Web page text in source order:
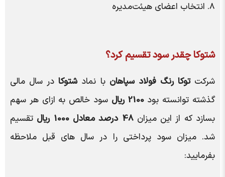
انتخاب اعضای هیئت‌مدیره
شتوکا چقدر سود تقسیم کرد؟
شرکتتوکا رنگ فولاد سپاهان با نمادشتوکا در سال مالی
گذشته توانسته بود2100 ریال
سود خالص به ازای هر سهم
بسازد که از این میزان48 درصد معادل 1000 ریال
تقسیم
شد. میزان سود پرداختی را در سال های قبل ملاحظه
بفرمایید: